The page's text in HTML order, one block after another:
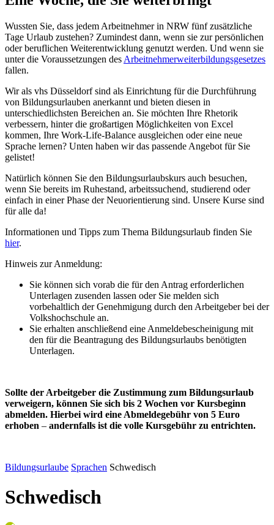
Wussten Sie, dass jedem Arbeitnehmer in NRW fünf zusätzliche
Tage Urlaub zustehen? Zumindest dann, wenn sie zur persönlichen
oder beruflichen Weiterentwicklung genutzt werden. Und wenn sie
unter die Voraussetzungen des Arbeitnehmerweiterbildungsgesetzes
fallen.
Wir als vhs Düsseldorf sind als Einrichtung für die Durchführung
von Bildungsurlauben anerkannt und bieten diesen in
unterschiedlichsten Bereichen an. Sie möchten Ihre Rhetorik
verbessern, hinter die großartigen Möglichkeiten von Excel
kommen, Ihre Work-Life-Balance ausgleichen oder eine neue
Sprache lernen? Unten haben wir das passende Angebot für Sie
gelistet!
Natürlich können Sie den Bildungsurlaubskurs auch besuchen,
wenn Sie bereits im Ruhestand, arbeitssuchend, studierend oder
einfach in einer Phase der Neuorientierung sind. Unsere Kurse sind
für alle da!
Informationen und Tipps zum Thema Bildungsurlaub finden Sie
hier.
Hinweis zur Anmeldung:
Sie können sich vorab die für den Antrag erforderlichen
Unterlagen zusenden lassen oder Sie melden sich
vorbehaltlich der Genehmigung durch den Arbeitgeber bei der
Volkshochschule an.
Sie erhalten anschließend eine Anmeldebescheinigung mit
den für die Beantragung des Bildungsurlaubs benötigten
Unterlagen.
Sollte der Arbeitgeber die Zustimmung zum Bildungsurlaub
verweigern, können Sie sich bis 2 Wochen vor Kursbeginn
abmelden. Hierbei wird eine Abmeldegebühr von 5 Euro
erhoben – andernfalls ist die volle Kursgebühr zu entrichten.
Bildungsurlaube Sprachen Schwedisch
Schwedisch